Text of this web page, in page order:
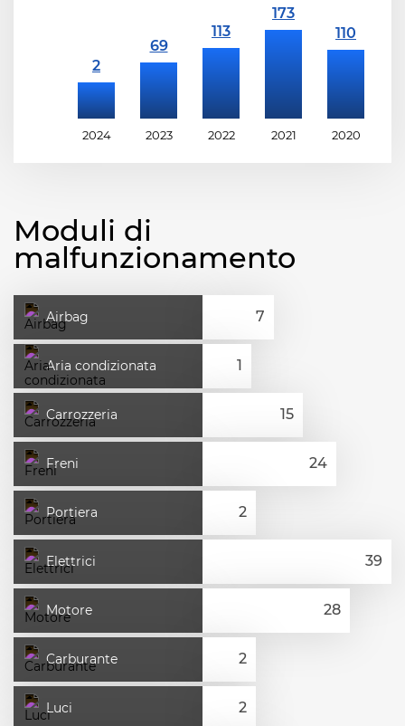
2024 2023 2022 2021 2020
Moduli di
malfunzionamento
Airbag
Aria condizionata
Carrozzeria
Freni
Portiera
Elettrici
Motore
Carburante
Luci